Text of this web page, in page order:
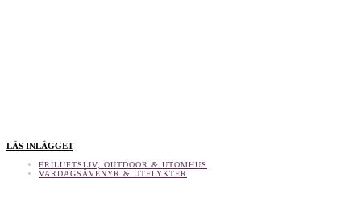
LÄS INLÄGGET
FRILUFTSLIV, OUTDOOR & UTOMHUS
VARDAGSÄVENYR & UTFLYKTER